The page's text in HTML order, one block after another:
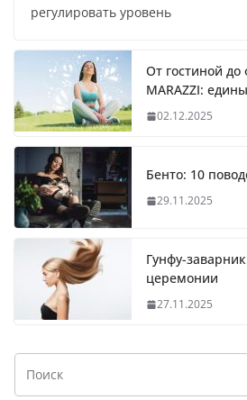
регулировать уровень
От гостиной до
MARAZZI:
02.12.2025
Бенто: 10
29.11.2025
Гунфу-
церемонии
27.11.2025